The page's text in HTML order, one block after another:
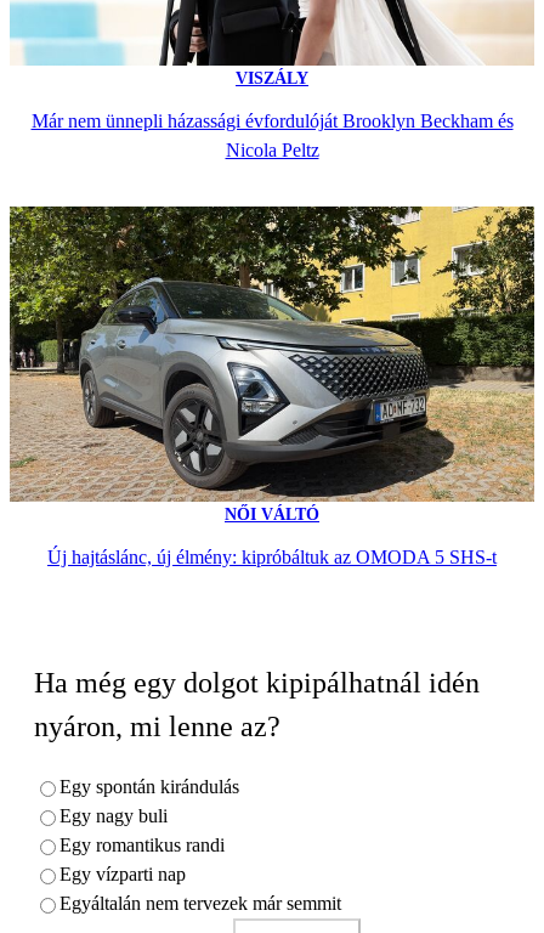
VISZÁLY
Már nem ünnepli házassági évfordulóját Brooklyn Beckham és
Nicola Peltz
NŐI VÁLTÓ
Új hajtáslánc, új élmény: kipróbáltuk az OMODA 5 SHS-t
Ha még egy dolgot kipipálhatnál idén
nyáron, mi lenne az?
Egy spontán kirándulás
Egy nagy buli
Egy romantikus randi
Egy vízparti nap
Egyáltalán nem tervezek már semmit